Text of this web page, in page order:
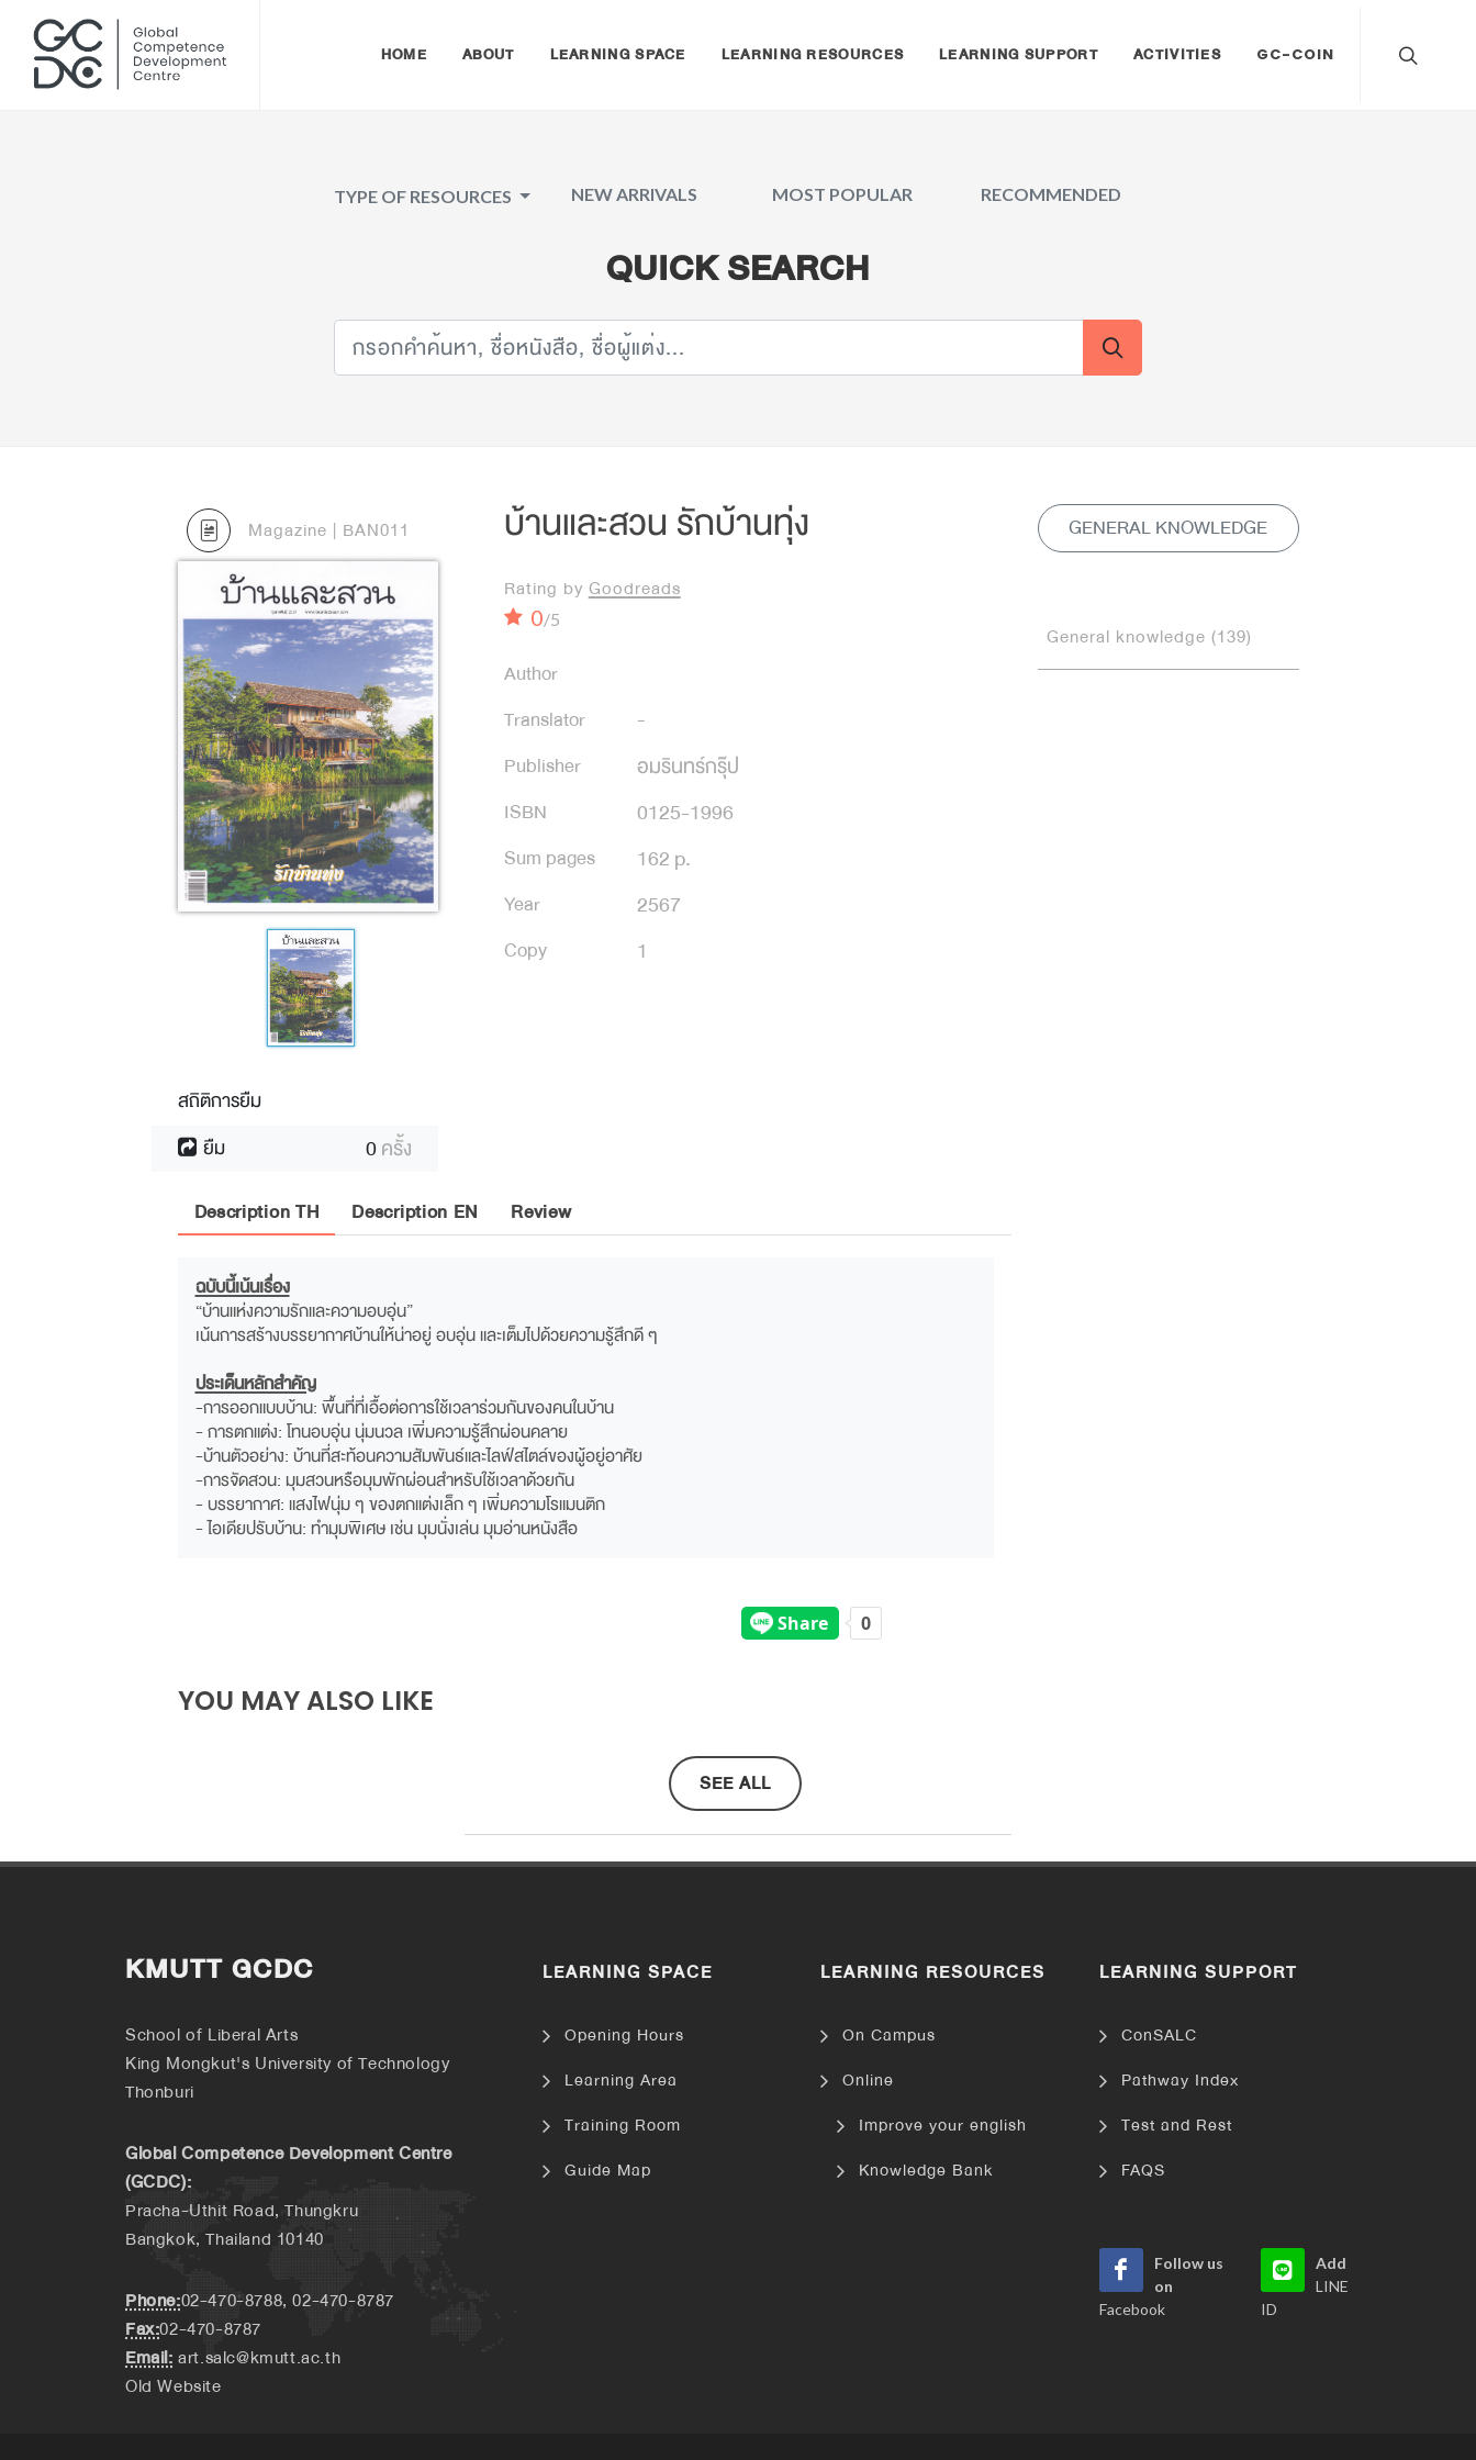
HOME ABOUT LEARNING SPACE LEARNING RESOURCES LEARNING SUPPORT ACTIVITIES GC-COIN
TYPE OF RESOURCES NEW ARRIVALS MOST POPULAR RECOMMENDED
QUICK SEARCH
Magazine | BAN011
สถิติการยืม
ยืม
0ครั้ง
บ้านและสวน รักบ้านทุ่ง
Rating by Goodreads
0/5
Author
Translator
-
Publisher
อมรินทร์กรุ๊ป
ISBN 0125-1996
Sum pages 162 p.
Year 2567
Copy 1
Description TH Description EN Review
ฉบับนี้เน้นเรื่อง
“บ้านแห่งความรักและความอบอุ่น”
เน้นการสร้างบรรยากาศบ้านให้น่าอยู่ อบอุ่น และเต็มไปด้วยความรู้สึกดี ๆ
ประเด็นหลักสำคัญ
-การออกแบบบ้าน: พื้นที่ที่เอื้อต่อการใช้เวลาร่วมกันของคนในบ้าน
- การตกแต่ง: โทนอบอุ่น นุ่มนวล เพิ่มความรู้สึกผ่อนคลาย
-บ้านตัวอย่าง: บ้านที่สะท้อนความสัมพันธ์และไลฟ์สไตล์ของผู้อยู่อาศัย
-การจัดสวน: มุมสวนหรือมุมพักผ่อนสำหรับใช้เวลาด้วยกัน
- บรรยากาศ: แสงไฟนุ่ม ๆ ของตกแต่งเล็ก ๆ เพิ่มความโรแมนติก
- ไอเดียปรับบ้าน: ทำมุมพิเศษ เช่น มุมนั่งเล่น มุมอ่านหนังสือ
GENERAL KNOWLEDGE
General knowledge (139)
YOU MAY ALSO LIKE
SEE ALL
KMUTT GCDC
School of Liberal Arts
King Mongkut's University of Technology
Thonburi
Global Competence Development Centre
(GCDC):
Pracha-Uthit Road, Thungkru
Bangkok, Thailand 10140
Phone:02-470-8788, 02-470-8787
Fax:02-470-8787
Email:art.salc@kmutt.ac.th
Old Website
LEARNING SPACE
Opening Hours
Learning Area
Training Room
Guide Map
LEARNING RESOURCES
On Campus
Online
Improve your english
Knowledge Bank
LEARNING SUPPORT
ConSALC
Pathway Index
Test and Rest
FAQS
Follow us
on
Facebook
Add
LINE
ID